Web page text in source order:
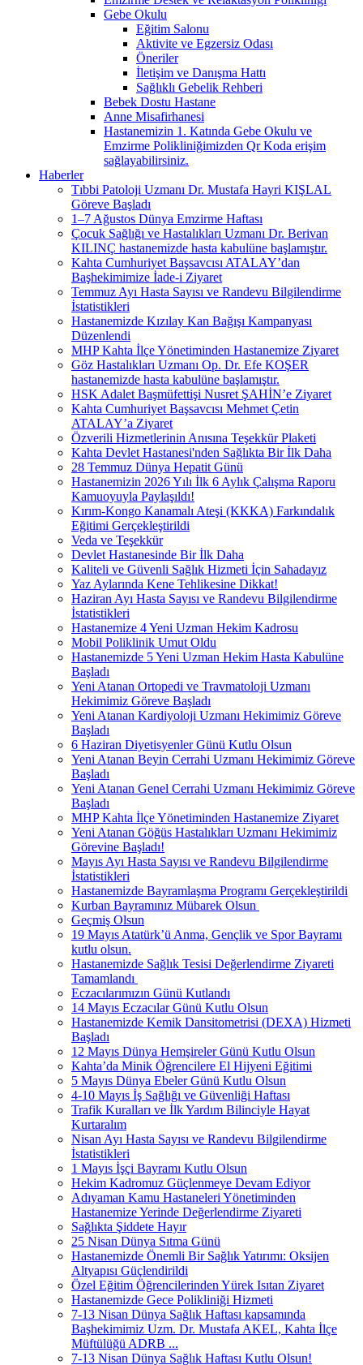
Gebe Okulu
Eğitim Salonu
Aktivite ve Egzersiz Odası
Öneriler
İletişim ve Danışma Hattı
Sağlıklı Gebelik Rehberi
Bebek Dostu Hastane
Anne Misafirhanesi
Hastanemizin 1. Katında Gebe Okulu ve
Emzirme Polikliniğimizden Qr Koda erişim
sağlayabilirsiniz.
Haberler
Tıbbi Patoloji Uzmanı Dr. Mustafa Hayri KIŞLAL
Göreve Başladı
1–7 Ağustos Dünya Emzirme Haftası
Çocuk Sağlığı ve Hastalıkları Uzmanı Dr. Berivan
KILINÇ hastanemizde hasta kabulüne başlamıştır.
Kahta Cumhuriyet Başsavcısı ATALAY’dan
Başhekimimize İade-i Ziyaret
Temmuz Ayı Hasta Sayısı ve Randevu Bilgilendirme
İstatistikleri
Hastanemizde Kızılay Kan Bağışı Kampanyası
Düzenlendi
MHP Kahta İlçe Yönetiminden Hastanemize Ziyaret
Göz Hastalıkları Uzmanı Op. Dr. Efe KOŞER
hastanemizde hasta kabulüne başlamıştır.
HSK Adalet Başmüfettişi Nusret ŞAHİN’e Ziyaret
Kahta Cumhuriyet Başsavcısı Mehmet Çetin
ATALAY’a Ziyaret
Özverili Hizmetlerinin Anısına Teşekkür Plaketi
Kahta Devlet Hastanesi'nden Sağlıkta Bir İlk Daha
28 Temmuz Dünya Hepatit Günü
Hastanemizin 2026 Yılı İlk 6 Aylık Çalışma Raporu
Kamuoyuyla Paylaşıldı!
Kırım-Kongo Kanamalı Ateşi (KKKA) Farkındalık
Eğitimi Gerçekleştirildi
Veda ve Teşekkür
Devlet Hastanesinde Bir İlk Daha
Kaliteli ve Güvenli Sağlık Hizmeti İçin Sahadayız
Yaz Aylarında Kene Tehlikesine Dikkat!
Haziran Ayı Hasta Sayısı ve Randevu Bilgilendirme
İstatistikleri
Hastanemize 4 Yeni Uzman Hekim Kadrosu
Mobil Poliklinik Umut Oldu
Hastanemizde 5 Yeni Uzman Hekim Hasta Kabulüne
Başladı
Yeni Atanan Ortopedi ve Travmatoloji Uzmanı
Hekimimiz Göreve Başladı
Yeni Atanan Kardiyoloji Uzmanı Hekimimiz Göreve
Başladı
6 Haziran Diyetisyenler Günü Kutlu Olsun
Yeni Atanan Beyin Cerrahi Uzmanı Hekimimiz Göreve
Başladı
Yeni Atanan Genel Cerrahi Uzmanı Hekimimiz Göreve
Başladı
MHP Kahta İlçe Yönetiminden Hastanemize Ziyaret
Yeni Atanan Göğüs Hastalıkları Uzmanı Hekimimiz
Görevine Başladı!
Mayıs Ayı Hasta Sayısı ve Randevu Bilgilendirme
İstatistikleri
Hastanemizde Bayramlaşma Programı Gerçekleştirildi
Kurban Bayramınız Mübarek Olsun ​
Geçmiş Olsun
19 Mayıs Atatürk’ü Anma, Gençlik ve Spor Bayramı
kutlu olsun.
Hastanemizde Sağlık Tesisi Değerlendirme Ziyareti
Tamamlandı ​
Eczacılarımızın Günü Kutlandı
14 Mayıs Eczacılar Günü Kutlu Olsun
Hastanemizde Kemik Dansitometrisi (DEXA) Hizmeti
Başladı
12 Mayıs Dünya Hemşireler Günü Kutlu Olsun
Kahta’da Minik Öğrencilere El Hijyeni Eğitimi
5 Mayıs Dünya Ebeler Günü Kutlu Olsun
4-10 Mayıs İş Sağlığı ve Güvenliği Haftası
Trafik Kuralları ve İlk Yardım Bilinciyle Hayat
Kurtaralım
Nisan Ayı Hasta Sayısı ve Randevu Bilgilendirme
İstatistikleri
1 Mayıs İşçi Bayramı Kutlu Olsun
Hekim Kadromuz Güçlenmeye Devam Ediyor
Adıyaman Kamu Hastaneleri Yönetiminden
Hastanemize Yerinde Değerlendirme Ziyareti
Sağlıkta Şiddete Hayır
25 Nisan Dünya Sıtma Günü
Hastanemizde Önemli Bir Sağlık Yatırımı: Oksijen
Altyapısı Güçlendirildi
Özel Eğitim Öğrencilerinden Yürek Isıtan Ziyaret
Hastanemizde Gece Polikliniği Hizmeti
7-13 Nisan Dünya Sağlık Haftası kapsamında
Başhekimimiz Uzm. Dr. Mustafa AKEL, Kahta İlçe
Müftülüğü ADRB ...
7-13 Nisan Dünya Sağlık Haftası Kutlu Olsun!